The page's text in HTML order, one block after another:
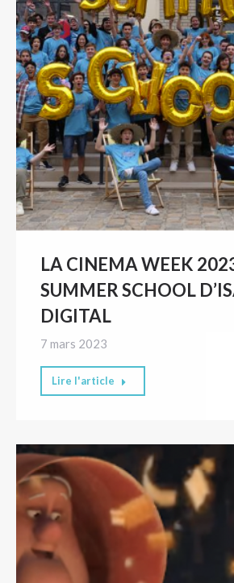
LA CINEMA WEEK
SUMMER SCHOOL
DIGITAL
7 mars 2023
Lire l'article